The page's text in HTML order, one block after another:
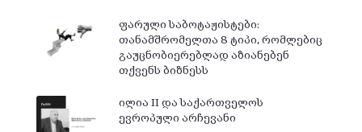
ფარული საბოტაჟისტები:
თანამშრომელთა 8 ტიპი, რომლებიც
გაუცნობიერებლად აზიანებენ
თქვენს ბიზნესს
ილია II და საქართველოს
ევროპული არჩევანი